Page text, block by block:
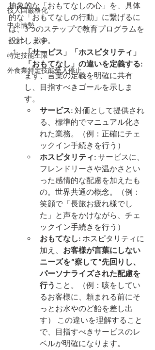
技人国厳格化
中東情勢
イラン 戦争
特定技能上限
外食業特定技能受入停止
抽象的な「おもてなしの心」を、具体
的な「おもてなしの行動」に繋げるに
は、3つのステップで教育プログラムを
設計します。
「サービス」「ホスピタリティ」
「おもてなし」の違いを定義する:
まず、言葉の定義を明確に共有
し、目指すべきゴールを示しま
す。
サービス: 対価として提供され
る、標準的でマニュアル化さ
れた業務。（例：正確にチェ
ックイン手続きを行う）
ホスピタリティ: サービスに、
フレンドリーさや温かさとい
った感情的な配慮を加えたも
の。世界共通の概念。（例：
笑顔で「長旅お疲れ様でし
た」と声をかけながら、チェ
ックイン手続きを行う）
おもてなし: ホスピタリティに
加え、 お客様が言葉にしない
ニーズを”察して”先回りし、
パーソナライズされた配慮を
行う こと。（例：咳をしてい
るお客様に、頼まれる前にそ
っとお水やのど飴を差し出
す） この違いを理解すること
で、目指すべきサービスのレ
ベルが明確になります。